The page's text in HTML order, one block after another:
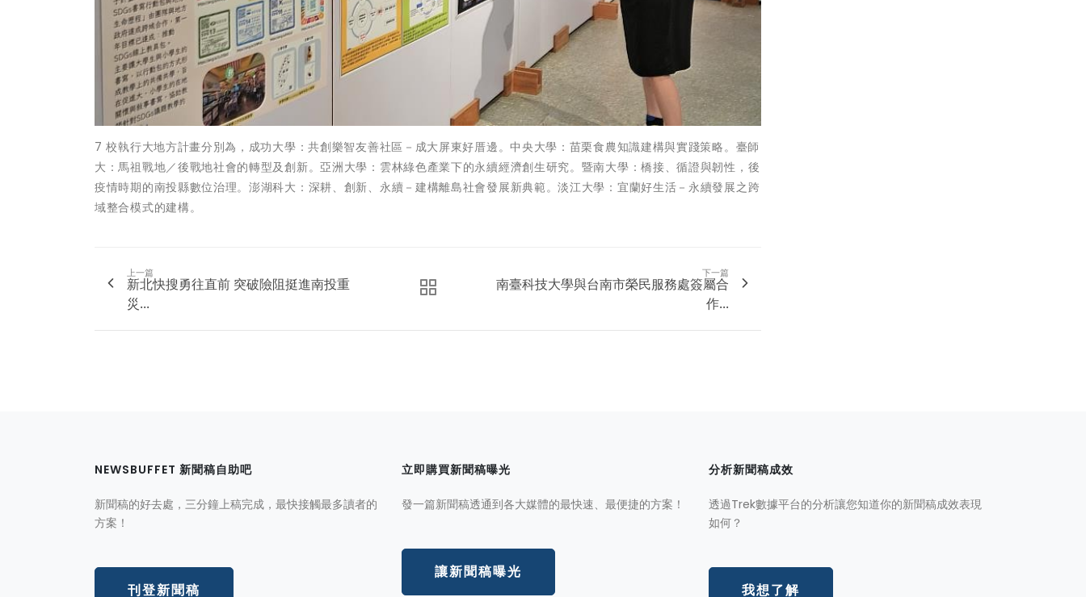
7 校執行大地方計畫分別為，成功大學：共創樂智友善社區－成大屏東好厝邊。中央大學：苗栗食農知識建構與實踐策略。臺師
大：馬祖戰地／後戰地社會的轉型及創新。亞洲大學：雲林綠色產業下的永續經濟創生研究。暨南大學：橋接、循證與韌性，後
疫情時期的南投縣數位治理。澎湖科大：深耕、創新、永續－建構離島社會發展新典範。淡江大學：宜蘭好生活－永續發展之跨
域整合模式的建構。
上一篇
新北快搜勇往直前 突破險阻挺進南投重
災...
下一篇
南臺科技大學與台南市榮民服務處簽屬合
作...
NEWSBUFFET 新聞稿自助吧
新聞稿的好去處，三分鐘上稿完成，最快接觸最多讀者的
方案！
刊登新聞稿
立即購買新聞稿曝光
發一篇新聞稿透通到各大媒體的最快速、最便捷的方案！
讓新聞稿曝光
分析新聞稿成效
透過Trek數據平台的分析讓您知道你的新聞稿成效表現
如何？
我想了解